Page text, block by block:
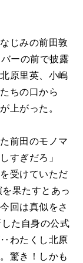
じみの前田敦
ーの前で披露
原里英、小嶋
ちの口から
上がった。
前田のモノマ
すぎだろ」
受けていただ
果たすとあっ
回は真似をさ
た自身の公式
わたくし北原
驚き！しかも